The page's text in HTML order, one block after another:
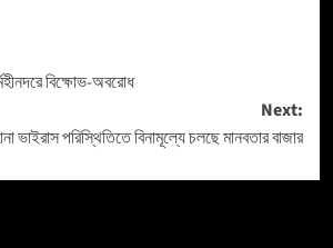
বিক্ষোভ-অবরোধ
Next:
ভাইরাস পরিস্থিতিতে বিনামূল্যে চলছে মানবতার বাজার